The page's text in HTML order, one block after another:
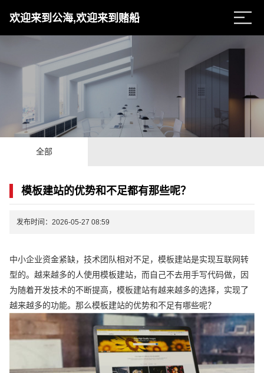
欢迎来到公海,欢迎来到赌船
全部
模板建站的优势和不足都有那些呢？
发布时间：2026-05-27 08:59
中小企业资金紧缺，技术团队相对不足，模板建站是实现互联网转
型的。越来越多的人使用模板建站，而自己不去用手写代码做，因
为随着开发技术的不断提高，模板建站有越来越多的选择，实现了
越来越多的功能。那么模板建站的优势和不足有哪些呢？